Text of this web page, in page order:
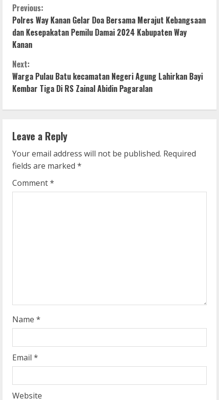
C
o
n
t
i
n
u
e
R
e
g
Previous:
Polres Way Kanan Gelar Doa Bersama Merajut Kebangsaan
dan Kesepakatan Pemilu Damai 2024 Kabupaten Way
Kanan
Next:
Warga Pulau Batu kecamatan Negeri Agung Lahirkan Bayi
Kembar Tiga Di RS Zainal Abidin Pagaralan
Leave a Reply
Your email address will not be published. Required
fields are marked *
Comment*
Name *
Email *
Website